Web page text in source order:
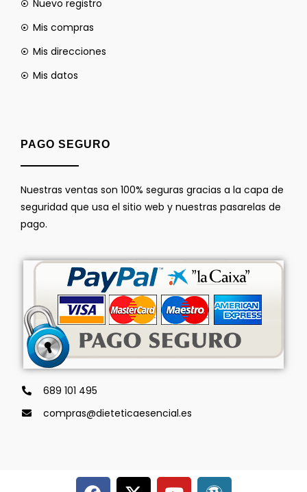
Nuevo registro
Mis compras
Mis direcciones
Mis datos
PAGO SEGURO
Nuestras ventas son 100% seguras gracias a la capa de
seguridad que usa el sitio web y nuestras pasarelas de
pago.
689 101 495
compras@dieteticaesencial.es